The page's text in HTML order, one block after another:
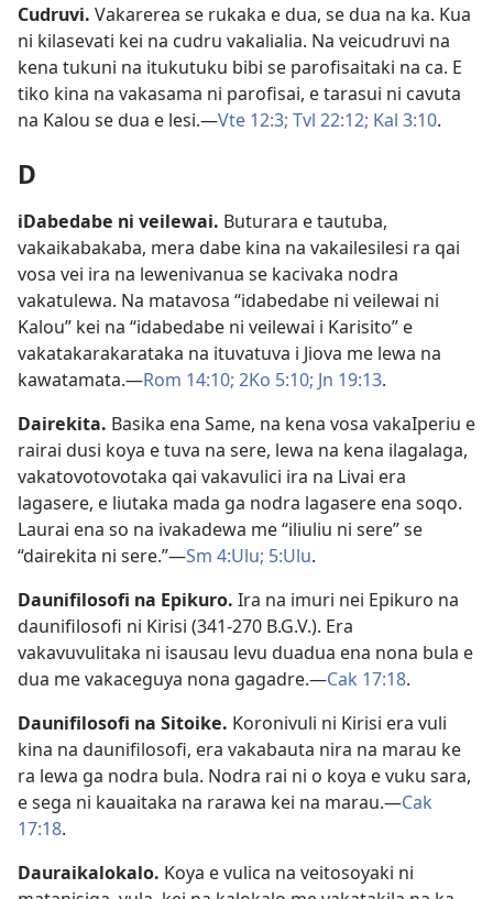
Cudruvi. Vakarerea se rukaka e dua, se dua na ka. Kua
ni kilasevati kei na cudru vakalialia. Na veicudruvi na
kena tukuni na itukutuku bibi se parofisaitaki na ca. E
tiko kina na vakasama ni parofisai, e tarasui ni cavuta
na Kalou se dua e lesi.​—Vte 12:3; Tvl 22:12; Kal 3:10.
D
iDabedabe ni veilewai. Buturara e tautuba,
vakaikabakaba, mera dabe kina na vakailesilesi ra qai
vosa vei ira na lewenivanua se kacivaka nodra
vakatulewa. Na matavosa “idabedabe ni veilewai ni
Kalou” kei na “idabedabe ni veilewai i Karisito” e
vakatakarakarataka na ituvatuva i Jiova me lewa na
kawatamata.​—Rom 14:10; 2Ko 5:10; Jn 19:13.
Dairekita. Basika ena Same, na kena vosa vakaIperiu e
rairai dusi koya e tuva na sere, lewa na kena ilagalaga,
vakatovotovotaka qai vakavulici ira na Livai era
lagasere, e liutaka mada ga nodra lagasere ena soqo.
Laurai ena so na ivakadewa me “iliuliu ni sere” se
“dairekita ni sere.”​—Sm 4:Ulu; 5:Ulu.
Daunifilosofi na Epikuro. Ira na imuri nei Epikuro na
daunifilosofi ni Kirisi (341-270 B.G.V.). Era
vakavuvulitaka ni isausau levu duadua ena nona bula e
dua me vakaceguya nona gagadre.​—Cak 17:18.
Daunifilosofi na Sitoike. Koronivuli ni Kirisi era vuli
kina na daunifilosofi, era vakabauta nira na marau ke
ra lewa ga nodra bula. Nodra rai ni o koya e vuku sara,
e sega ni kauaitaka na rarawa kei na marau.​—Cak
17:18.
Dauraikalokalo. Koya e vulica na veitosoyaki ni